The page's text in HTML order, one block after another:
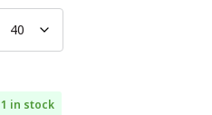
1 in stock